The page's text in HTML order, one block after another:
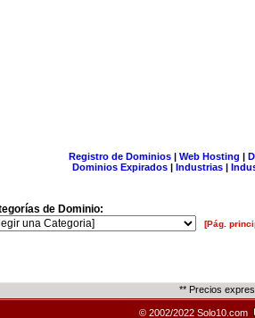
Registro de Dominios| Web Hosting |
Dominios Expirados | Industrias |
de Dominio:
[Pág.
** Precios
© 2002/2022 Solo10.com